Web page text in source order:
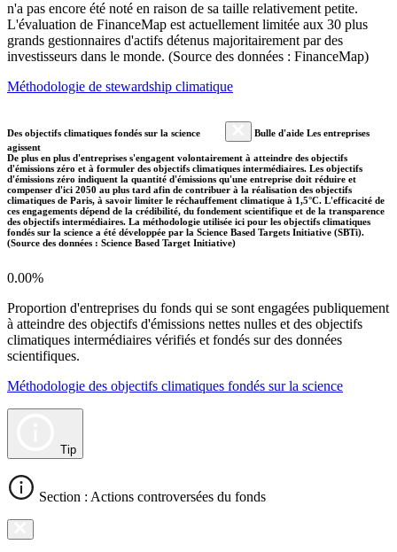
n'a pas encore été noté en raison de sa taille relativement petite.
L'évaluation de FinanceMap est actuellement limitée aux 30 plus
grands gestionnaires d'actifs détenus majoritairement par des
investisseurs dans le monde. (Source des données : FinanceMap)
Méthodologie de stewardship climatique
Des objectifs climatiques fondés sur la science
Bulle d'aide Les entreprises
agissent
De plus en plus d'entreprises s'engagent volontairement à atteindre des objectifs
d'émissions zéro et à formuler des objectifs climatiques intermédiaires. Les objectifs
d'émissions zéro indiquent la quantité d'émissions qu'une entreprise doit réduire et
compenser d'ici 2050 au plus tard afin de contribuer à la réalisation des objectifs
climatiques de Paris, à savoir limiter le réchauffement climatique à 1,5°C. L'efficacité de
ces engagements dépend de la crédibilité, du fondement scientifique et de la transparence
des objectifs intermédiaires. La méthodologie utilisée ici pour les objectifs climatiques
fondés sur la science a été développée par la Science Based Targets Initiative (SBTi).
(Source des données : Science Based Target Initiative)
0.00%
Proportion d'entreprises du fonds qui se sont engagées publiquement
à atteindre des objectifs d'émissions nettes nulles et des objectifs
climatiques intermédiaires vérifiés et fondés sur des données
scientifiques.
Méthodologie des objectifs climatiques fondés sur la science
Tip
Section : Actions controversées du fonds